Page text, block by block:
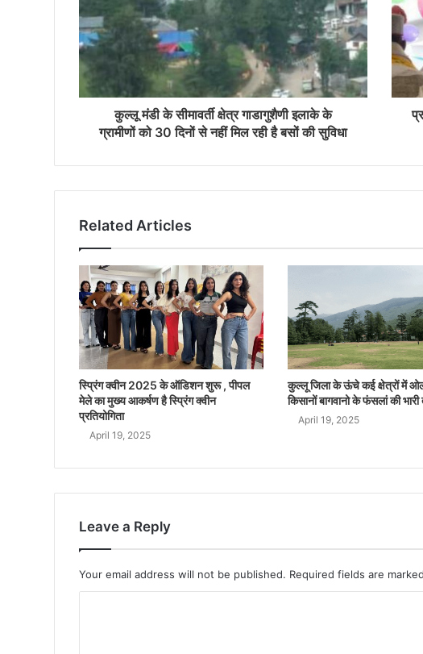
कुल्लू मंडी के सीमावर्ती क्षेत्र गाडागुशैणी इलाके के
ग्रामीणों को 30 दिनों से नहीं मिल रही है बसों की सुविधा
Related Articles
स्प्रिंग क्वीन 2025 के ऑडिशन शुरू , पीपल
मेले का मुख्य आकर्षण है स्प्रिंग क्वीन
प्रतियोगिता
April 19, 2025
कुल्लू जिला के ऊंचे कई क्षेत्रों में
किसानों बागवानो के फंसलां की भारी
April 19, 2025
Leave a Reply
Your email address will not be published. Required fields are marked